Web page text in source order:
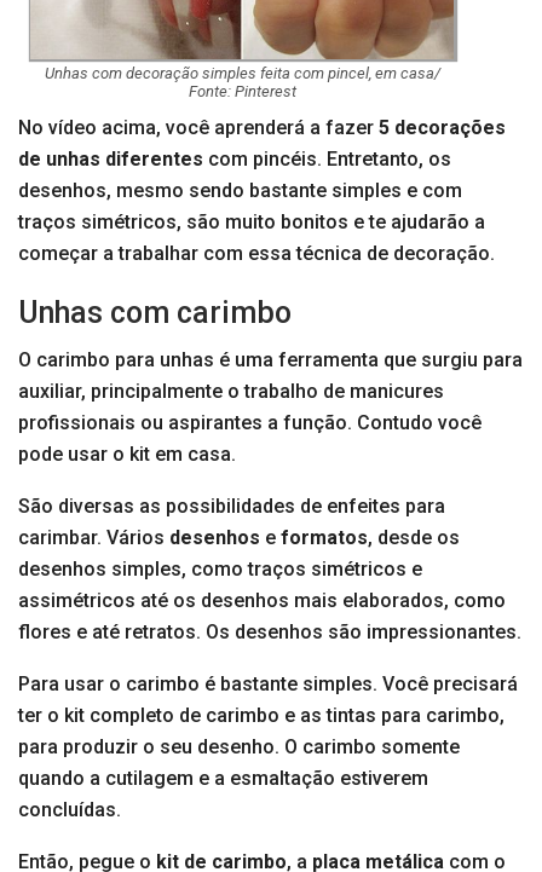
Unhas com decoração simples feita com pincel, em casa/
Fonte: Pinterest
No vídeo acima, você aprenderá a fazer 5 decorações
de unhas diferentes com pincéis. Entretanto, os
desenhos, mesmo sendo bastante simples e com
traços simétricos, são muito bonitos e te ajudarão a
começar a trabalhar com essa técnica de decoração.
Unhas com carimbo
O carimbo para unhas é uma ferramenta que surgiu para
auxiliar, principalmente o trabalho de manicures
profissionais ou aspirantes a função. Contudo você
pode usar o kit em casa.
São diversas as possibilidades de enfeites para
carimbar. Vários desenhos e formatos, desde os
desenhos simples, como traços simétricos e
assimétricos até os desenhos mais elaborados, como
flores e até retratos. Os desenhos são impressionantes.
Para usar o carimbo é bastante simples. Você precisará
ter o kit completo de carimbo e as tintas para carimbo,
para produzir o seu desenho. O carimbo somente
quando a cutilagem e a esmaltação estiverem
concluídas.
Então, pegue o kit de carimbo, a placa metálica com o